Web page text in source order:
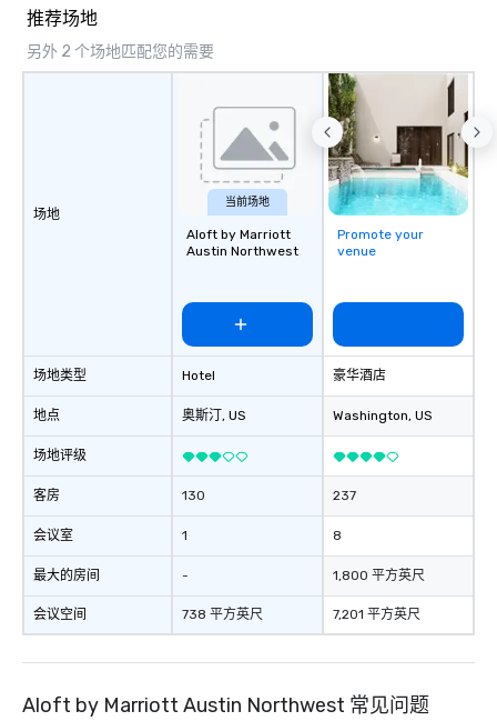
推荐场地
另外 2 个场地匹配您的需要
场地
场地类型
地点
场地评级
客房
会议室
最大的房间
会议空间
当前场地
Aloft by Marriott
Austin Northwest
Hotel
奥斯汀 , US
130
1
-
738 平方英尺
Promote your
venue
豪华酒店
Washington, US
237
8
1,800 平方英尺
7,201 平方英尺
Aloft by Marriott Austin Northwest 常见问题